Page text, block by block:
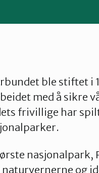
ble stiftet i
med å sikre
frivillige har
nasjonalpark,
og